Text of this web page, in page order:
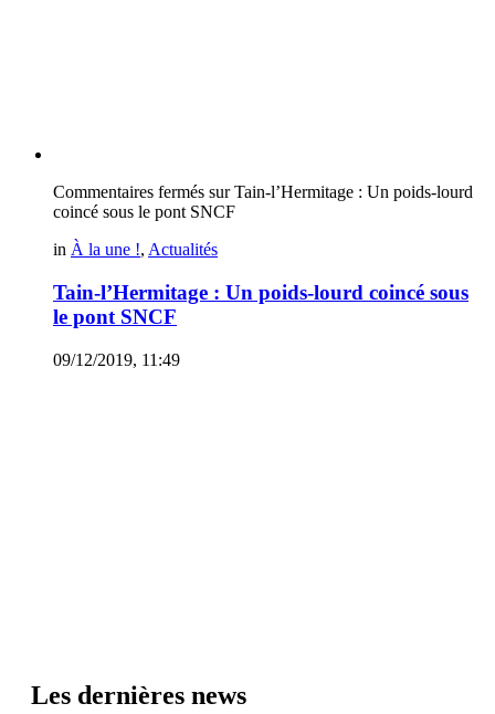
Commentaires fermés sur Tain-l’Hermitage : Un poids-lourd
coincé sous le pont SNCF
in À la une !, Actualités
Tain-l’Hermitage : Un poids-lourd coincé sous
le pont SNCF
09/12/2019, 11:49
Les dernières news